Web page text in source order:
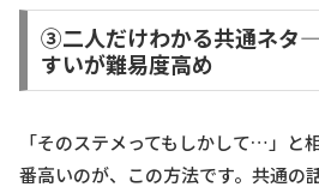
③二人だけわかる共通ネタ
すいが難易度高め
「そのステメってもしかして…」と
番高いのが、この方法です。共通の